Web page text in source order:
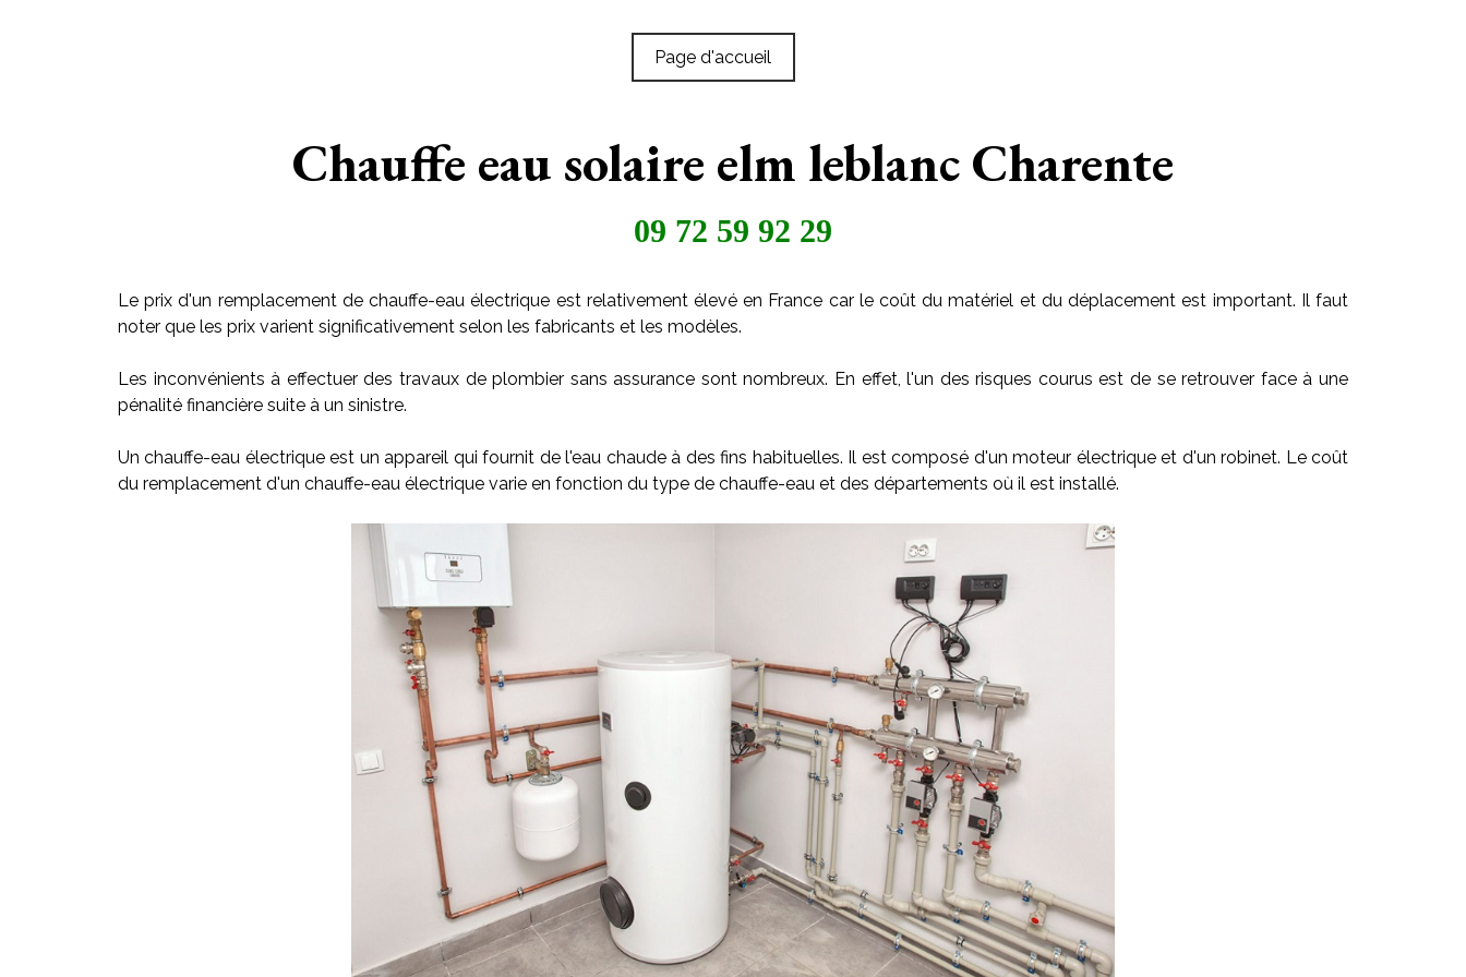
Page d'accueil
Chauffe eau solaire elm leblanc Charente
09 72 59 92 29
Le prix d'un remplacement de chauffe-eau électrique est relativement élevé en France car le coût du matériel et du déplacement est important. Il faut
noter que les prix varient significativement selon les fabricants et les modèles.
Les inconvénients à effectuer des travaux de plombier sans assurance sont nombreux. En effet, l'un des risques courus est de se retrouver face à une
pénalité financière suite à un sinistre.
Un chauffe-eau électrique est un appareil qui fournit de l'eau chaude à des fins habituelles. Il est composé d'un moteur électrique et d'un robinet. Le coût
du remplacement d'un chauffe-eau électrique varie en fonction du type de chauffe-eau et des départements où il est installé.